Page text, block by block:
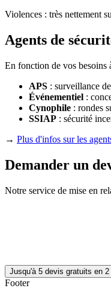
Violences : très nettement
Agents de
En fonction de vos besoins
APS : surveillance
Événementiel :
Cynophile : rondes
SSIAP : sécurité
→ Plus d'infos sur les
Demander un
Notre service de mise en
Jusqu'à 5 devis gratuits en 2
Footer